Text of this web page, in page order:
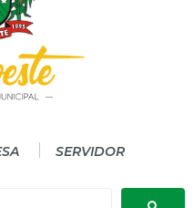
SERVIDOR